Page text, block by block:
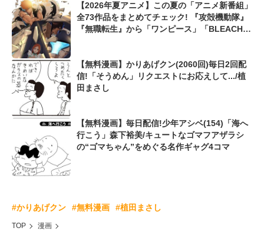
【2026年夏アニメ】この夏の「アニメ新番組」
全73作品をまとめてチェック! 『攻殻機動隊』
『無職転生』から「ワンピース」「BLEACH」
【無料漫画】かりあげクン(2060回)毎日2回配
信!「そうめん」リクエストにお応えして.../植
田まさし
【無料漫画】毎日配信!少年アシベ(154)「海へ
行こう」森下裕美/キュートなゴマフアザラシ
の“ゴマちゃん”をめぐる名作ギャグ4コマ
#かりあげクン #無料漫画 #植田まさし
TOP
漫画